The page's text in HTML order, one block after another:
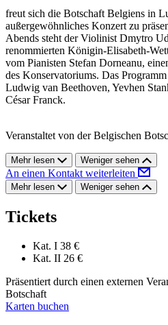
freut sich die Botschaft Belgiens in
außergewöhnliches Konzert zu
Abends steht der Violinist Dmytro
renommierten Königin-Elisabeth-
vom Pianisten Stefan Dorneanu,
des Konservatoriums. Das
Ludwig van Beethoven, Yevhen
César Franck.
Veranstaltet von der Belgischen
Mehr lesen Weniger sehen
An einen Kontakt weiterleiten
Mehr lesen Weniger sehen
Tickets
Kat. I 38 €
Kat. II 26 €
Präsentiert durch einen externen
Botschaft
Karten buchen